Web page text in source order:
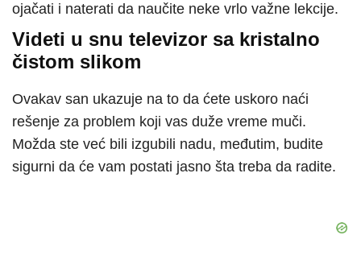
ojačati i naterati da naučite neke vrlo važne lekcije.
Videti u snu televizor sa kristalno
čistom slikom
Ovakav san ukazuje na to da ćete uskoro naći
rešenje za problem koji vas duže vreme muči.
Možda ste već bili izgubili nadu, međutim, budite
sigurni da će vam postati jasno šta treba da radite.